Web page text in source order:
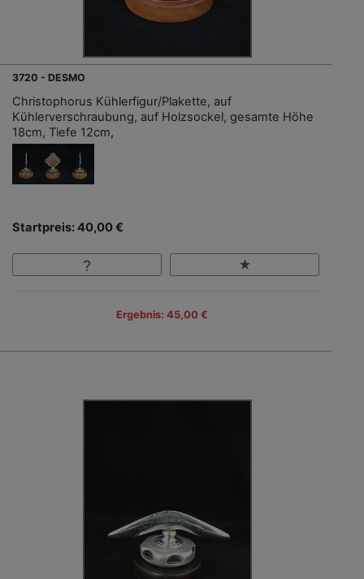
3720 - DESMO
Christophorus Kühlerfigur/Plakette, auf
Kühlerverschraubung, auf Holzsockel, gesamte Höhe
18cm, Tiefe 12cm,
Startpreis: 40,00 €
Ergebnis: 45,00 €